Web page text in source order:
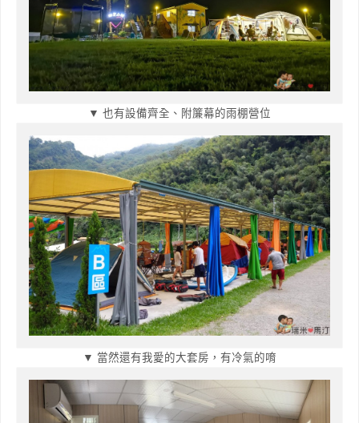
▼ 也有設備齊全、附簾幕的雨棚營位
▼ 當然還有我愛的大套房，有冷氣的唷